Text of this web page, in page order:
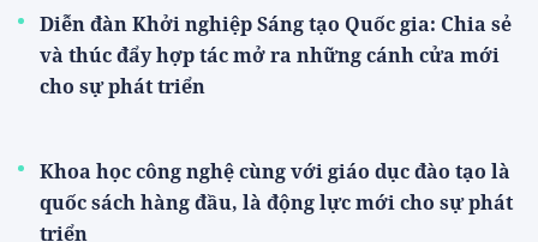
Diễn đàn Khởi nghiệp Sáng tạo Quốc gia: Chia sẻ
và thúc đẩy hợp tác mở ra những cánh cửa mới
cho sự phát triển
Khoa học công nghệ cùng với giáo dục đào tạo là
quốc sách hàng đầu, là động lực mới cho sự phát
triển